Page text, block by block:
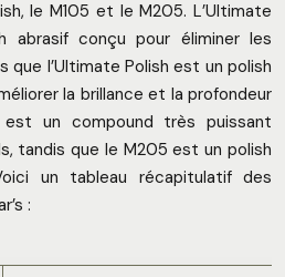
le M105 et le M205. L’Ultimate
abrasif conçu pour éliminer les
l’Ultimate Polish est un polish
la brillance et la profondeur
un compound très puissant
tandis que le M205 est un polish
un tableau récapitulatif des
: